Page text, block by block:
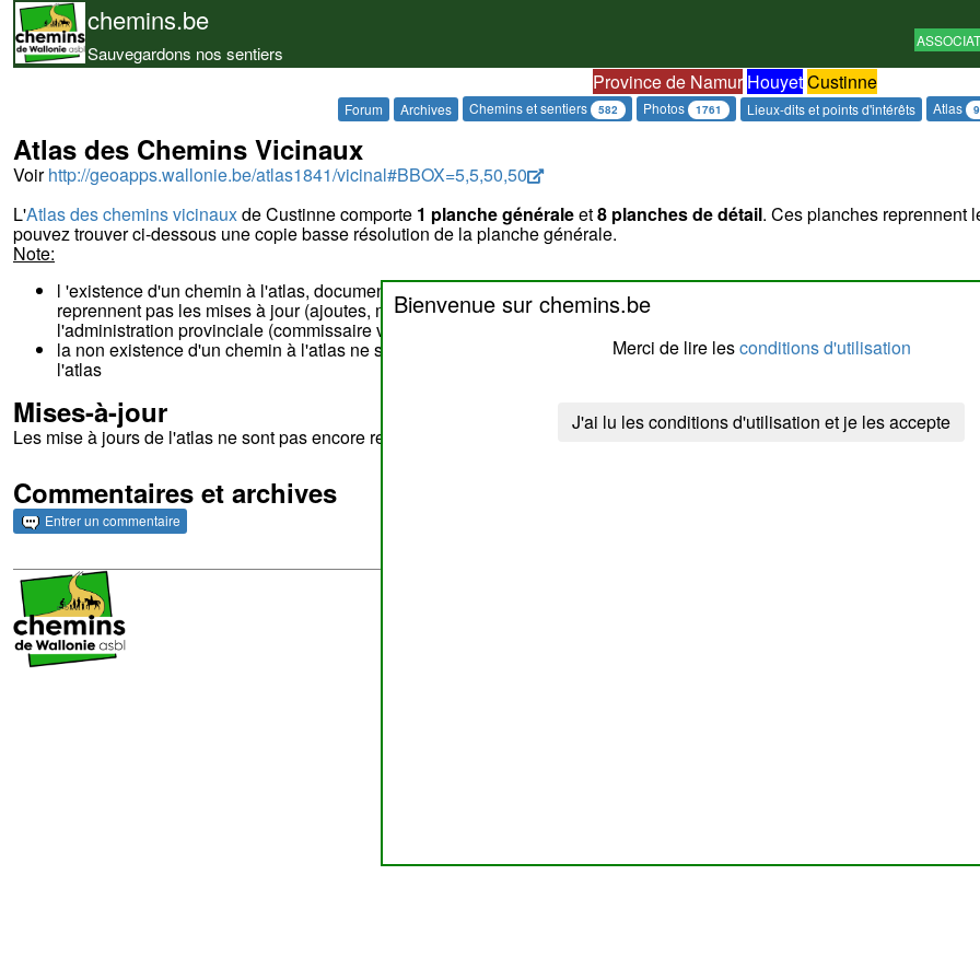
chemins.be
Sauvegardons nos sentiers
Province de Namur HouyetCustinne
Forum Archives Chemins et sentiers 582 Photos 1761 Lieux-dits et points d'intérêts Atlas
Bienvenue sur chemins.be
Merci de lire lesconditions d'utilisation
J'ai lu les conditions d'utilisation et je les accepte
Atlas des Chemins Vicinaux
Voirhttp://geoapps.wallonie.be/atlas1841/vicinal#BBOX=5,5,50,50
L'Atlas des chemins vicinauxde Custinne comporte 1 planche généraleet8 planches de détail. Ces planches reprennent
pouvez trouver ci-dessous une copie basse résolution de la planche générale.
Note:
l 'existence d'un chemin à l'atlas, document réalisé dans les années 1843 à 1845, ne garantit pas que le chemin soit
reprennent pas les mises à jour (ajoutes, modifications, suppressions). En cas de doute, il convient d'approfondir la
l'administration provinciale (commissaire voyer, services techniques)
la non existence d'un chemin à l'atlas ne signifie pas qu'il n'est pas public. La voirie dite innommée reprend un grand
l'atlas
Mises-à-jour
Les mise à jours de l'atlas ne sont pas encore reprises sur ce site
Commentaires et archives
Entrer un commentaire